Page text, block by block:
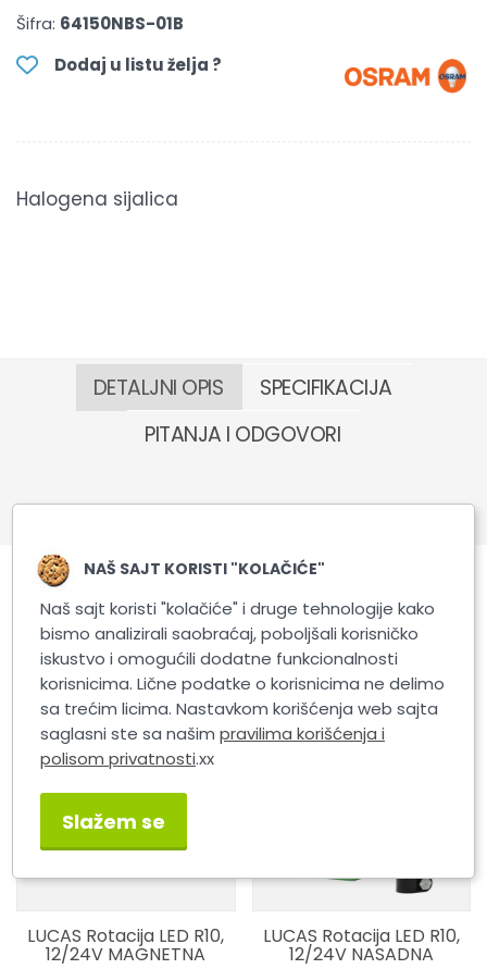
Šifra: 64150NBS-01B
Dodaj u listu želja ?
Halogena sijalica
DETALJNI OPIS
SPECIFIKACIJA
PITANJA I ODGOVORI
Slični proizvodi
LUCAS Rotacija LED R10,
12/24V MAGNETNA
LUCAS Rotacija LED R10,
12/24V NASADNA
NAŠ SAJT KORISTI "KOLAČIĆE"
Naš sajt koristi "kolačiće" i druge tehnologije kako
bismo analizirali saobraćaj, poboljšali korisničko
iskustvo i omogućili dodatne funkcionalnosti
korisnicima. Lične podatke o korisnicima ne delimo
sa trećim licima. Nastavkom korišćenja web sajta
saglasni ste sa našimpravilima korišćenja i
polisom privatnosti.xx
Slažem se